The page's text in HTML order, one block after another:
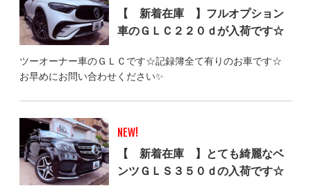
【 新着在庫 】フルオプション
車のＧＬＣ２２０ｄが入荷です☆
ツーオーナー車のＧＬＣです☆記録簿全て有りのお車です☆
お早めにお問い合わせください✨
NEW!
【 新着在庫 】とても綺麗なベ
ンツＧＬＳ３５０ｄの入荷です☆